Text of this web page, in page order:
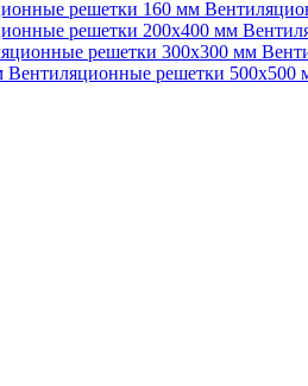
решетки 160 мм
решетки 200х400 мм
решетки 300х300 мм
Вентиляционные решетки 500х500